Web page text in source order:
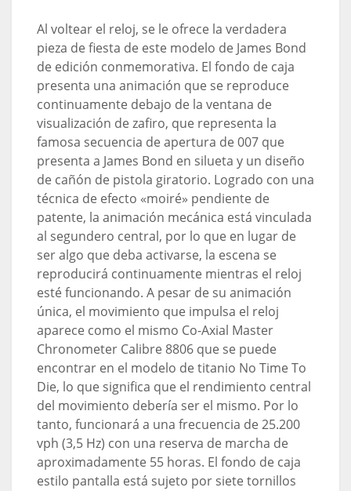
Al voltear el reloj, se le ofrece la verdadera
pieza de fiesta de este modelo de James Bond
de edición conmemorativa. El fondo de caja
presenta una animación que se reproduce
continuamente debajo de la ventana de
visualización de zafiro, que representa la
famosa secuencia de apertura de 007 que
presenta a James Bond en silueta y un diseño
de cañón de pistola giratorio. Logrado con una
técnica de efecto «moiré» pendiente de
patente, la animación mecánica está vinculada
al segundero central, por lo que en lugar de
ser algo que deba activarse, la escena se
reproducirá continuamente mientras el reloj
esté funcionando. A pesar de su animación
única, el movimiento que impulsa el reloj
aparece como el mismo Co-Axial Master
Chronometer Calibre 8806 que se puede
encontrar en el modelo de titanio No Time To
Die, lo que significa que el rendimiento central
del movimiento debería ser el mismo. Por lo
tanto, funcionará a una frecuencia de 25.200
vph (3,5 Hz) con una reserva de marcha de
aproximadamente 55 horas. El fondo de caja
estilo pantalla está sujeto por siete tornillos